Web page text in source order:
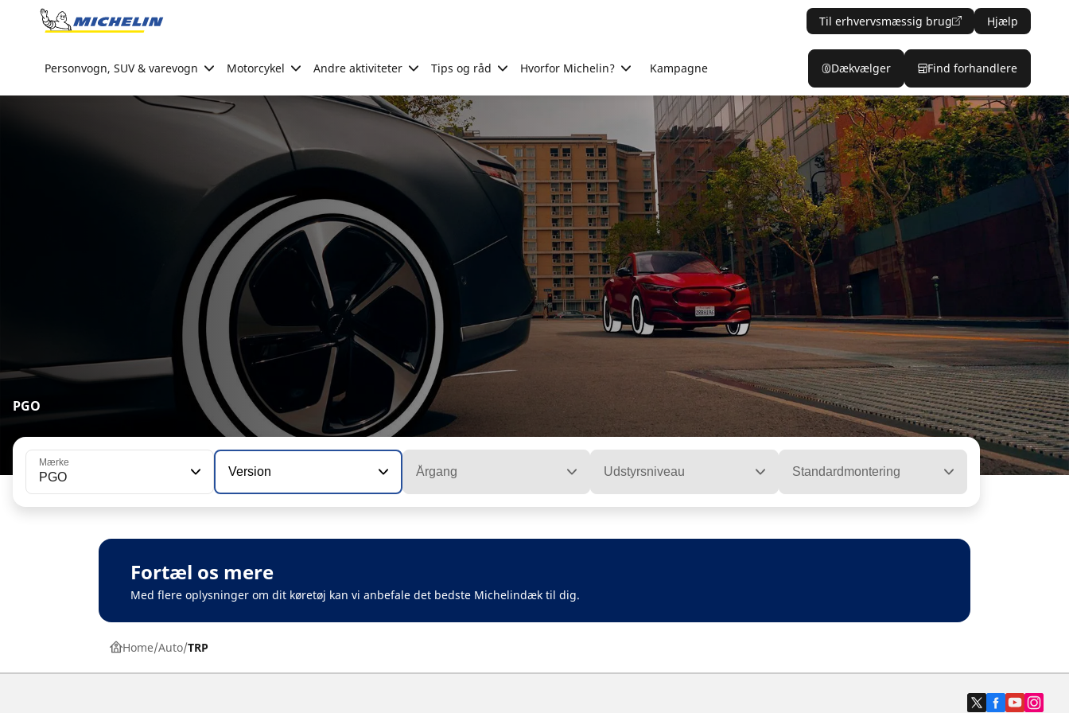
Go to page content
Til erhvervsmæssig brug Hjælp
Personvogn, SUV & varevogn Motorcykel Andre aktiviteter Tips og råd Hvorfor Michelin? Kampagne Dækvælger Find forhandlere
PGO
Mærke
PGO Version Årgang Udstyrsniveau Standardmontering
Fortæl os mere
Med flere oplysninger om dit køretøj kan vi anbefale det bedste Michelindæk til dig.
Home Auto TRP